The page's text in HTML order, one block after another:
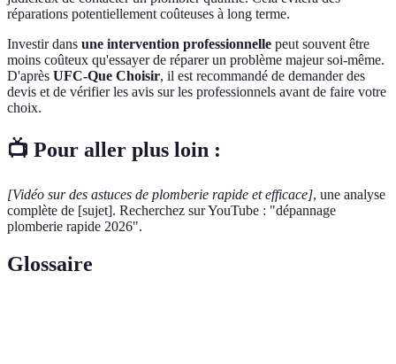
réparations potentiellement coûteuses à long terme.
Investir dans une intervention professionnelle peut souvent être
moins coûteux qu'essayer de réparer un problème majeur soi-même.
D'après UFC-Que Choisir, il est recommandé de demander des
devis et de vérifier les avis sur les professionnels avant de faire votre
choix.
📺 Pour aller plus loin :
[Vidéo sur des astuces de plomberie rapide et efficace], une analyse
complète de [sujet]. Recherchez sur YouTube : "dépannage
plomberie rapide 2026".
Glossaire